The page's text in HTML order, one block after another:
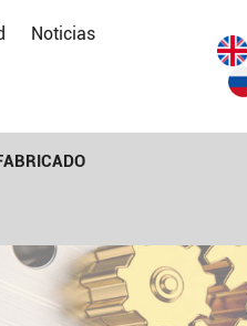
Noticias